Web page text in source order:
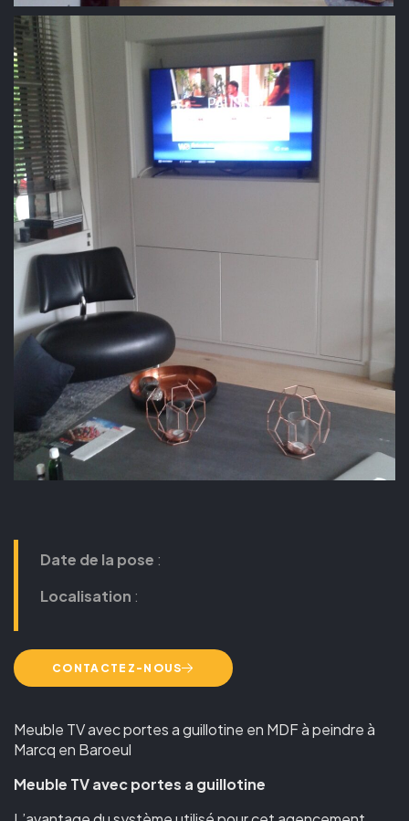
Meuble TV avec portes a guillotine en MDF à peindre à
Marcq en Baroeul
Meuble TV avec portes a guillotine
Date de la pose :
Localisation :
CONTACTEZ-NOUS